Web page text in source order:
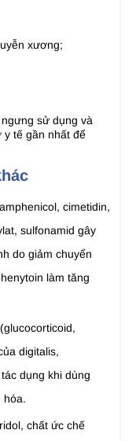
xương;
sử dụng và
y tế gần nhất để
cimetidin,
sulfonamid gây
do giảm chuyển
làm tăng
digitalis,
dụng khi dùng
hóa.
chất ức chế